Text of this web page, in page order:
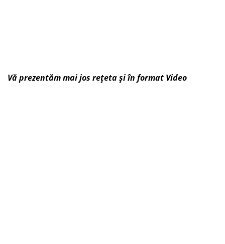
Vă prezentăm mai jos rețeta și în format Video